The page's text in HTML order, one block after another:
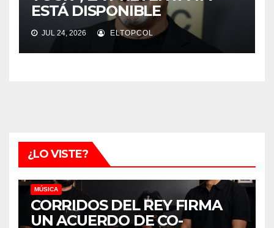
ESTÁ DISPONIBLE
JUL 24, 2026 ELTOPCOL
¿LO VISTE?
MÚSICA
CORRIDOS DEL REY FIRMA
UN ACUERDO DE CO-